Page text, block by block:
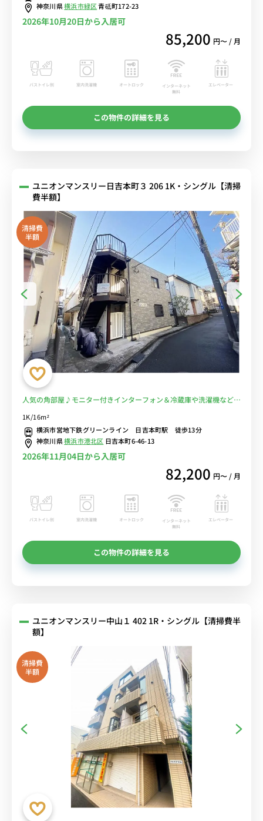
神奈川県横浜市緑区青砥町172-23
2026年10月20日から入居可
85,200 円〜 / 月
バストイレ別 室内洗濯機 オートロック
インターネット
無料
エレベーター
この物件の詳細を見る
ユニオンマンスリー日吉本町３ 206 1K・シングル【清掃
費半額】
清掃費
半額
人気の角部屋♪モニター付きインターフォン＆冷蔵庫や洗濯機など生
クトアクセス■選べるWi-Fi格安レンタル中！
1K/16m²
横浜市営地下鉄グリーンライン 日吉本町駅 徒歩13分
神奈川県横浜市港北区 日吉本町6-46-13
2026年11月04日から入居可
82,200 円〜 / 月
バストイレ別 室内洗濯機 オートロック
インターネット
無料
エレベーター
この物件の詳細を見る
ユニオンマンスリー中山１ 402 1R・シングル【清掃費半
額】
清掃費
半額